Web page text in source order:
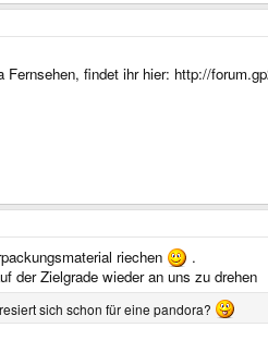
zu 99% ok und zu 1% kaputt.
Fernsehen, findet ihr hier: http://
riechen
.
der Zielgrade wieder an uns zu drehen
sich schon für eine pandora?